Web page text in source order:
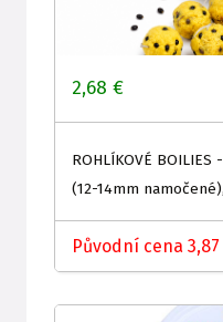
2,68 €
ROHLÍKOVÉ BOILIES
(12-14mm
Původní cena 3,87